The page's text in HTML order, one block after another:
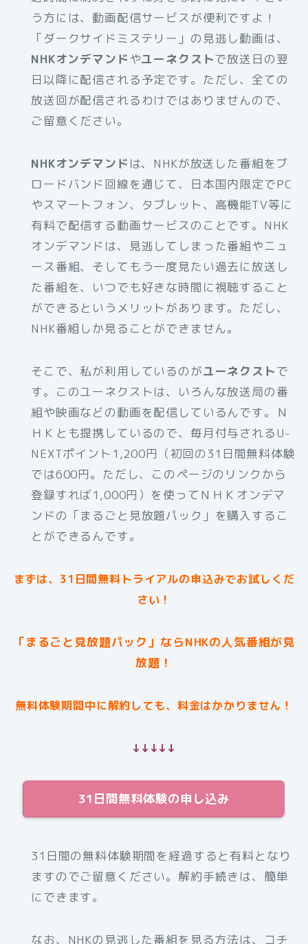
う方には、動画配信サービスが便利ですよ！
「ダークサイドミステリー」の見逃し動画は、
NHKオンデマンドやユーネクストで放送日の翌
日以降に配信される予定です。ただし、全ての
放送回が配信されるわけではありませんので、
ご留意ください。
NHKオンデマンド は、NHKが放送した番組をブ
ロードバンド回線を通じて、日本国内限定でPC
やスマートフォン、タブレット、高機能TV等に
有料で配信する動画サービスのことです。NHK
オンデマンドは、見逃してしまった番組やニュ
ース番組、そしてもう一度見たい過去に放送し
た番組を、いつでも好きな時間に視聴すること
ができるというメリットがあります。ただし、
NHK番組しか見ることができません。
そこで、私が利用しているのがユーネクストで
す。このユーネクストは、いろんな放送局の番
組や映画などの動画を配信しているんです。Ｎ
ＨＫとも提携しているので、毎月付与されるU-
NEXTポイント1,200円（初回の31日間無料体験
では600円。ただし、このページのリンクから
登録すれば1,000円）を使ってＮＨＫオンデマ
ンドの「まるごと見放題パック」を購入するこ
とができるんです。
まずは、31日間無料トライアルの申込みでお試しくだ
さい！
「まるごと見放題パック」ならNHKの人気番組が見
放題！
無料体験期間中に解約しても、料金はかかりません！
↓↓↓↓↓
31日間無料体験の申し込み
31日間の無料体験期間を経過すると有料となり
ますのでご留意ください。解約手続きは、簡単
にできます。
なお、NHKの見逃した番組を見る方法は、コチ